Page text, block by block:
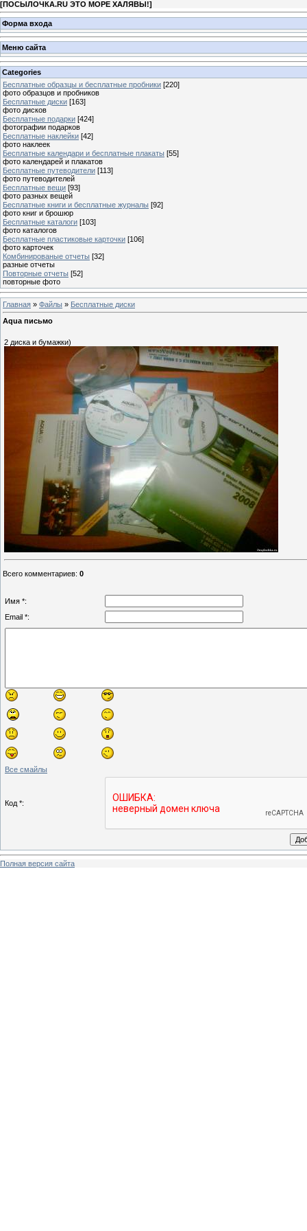
[ПОСЫЛОЧКА.RU ЭТО МОРЕ ХАЛЯВЫ!]
Форма входа
Меню сайта
Categories
Бесплатные образцы и бесплатные пробники [220]
фото образцов и пробников
Бесплатные диски [163]
фото дисков
Бесплатные подарки [424]
фотографии подарков
Бесплатные наклейки [42]
фото наклеек
Бесплатные календари и бесплатные плакаты [55]
фото календарей и плакатов
Бесплатные путеводители [113]
фото путеводителей
Бесплатные вещи [93]
фото разных вещей
Бесплатные книги и бесплатные журналы [92]
фото книг и брошюр
Бесплатные каталоги [103]
фото каталогов
Бесплатные пластиковые карточки [106]
фото карточек
Комбинированые отчеты [32]
разные отчеты
Повторные отчеты [52]
повторные фото
Главная » Файлы » Бесплатные диски
Aqua письмо
2 диска и бумажки)
Всего комментариев: 0
Имя *:
Email *:
Все смайлы
Код *:
Полная версия сайта